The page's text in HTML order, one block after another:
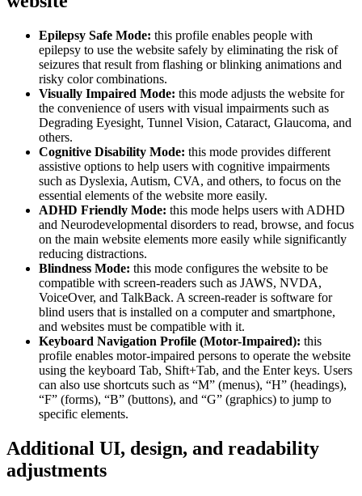
Epilepsy Safe Mode: this profile enables people with
epilepsy to use the website safely by eliminating the risk of
seizures that result from flashing or blinking animations and
risky color combinations.
Visually Impaired Mode: this mode adjusts the website for
the convenience of users with visual impairments such as
Degrading Eyesight, Tunnel Vision, Cataract, Glaucoma, and
others.
Cognitive Disability Mode: this mode provides different
assistive options to help users with cognitive impairments
such as Dyslexia, Autism, CVA, and others, to focus on the
essential elements of the website more easily.
ADHD Friendly Mode: this mode helps users with ADHD
and Neurodevelopmental disorders to read, browse, and focus
on the main website elements more easily while significantly
reducing distractions.
Blindness Mode: this mode configures the website to be
compatible with screen-readers such as JAWS, NVDA,
VoiceOver, and TalkBack. A screen-reader is software for
blind users that is installed on a computer and smartphone,
and websites must be compatible with it.
Keyboard Navigation Profile (Motor-Impaired): this
profile enables motor-impaired persons to operate the website
using the keyboard Tab, Shift+Tab, and the Enter keys. Users
can also use shortcuts such as “M” (menus), “H” (headings),
“F” (forms), “B” (buttons), and “G” (graphics) to jump to
specific elements.
Additional UI, design, and readability
adjustments